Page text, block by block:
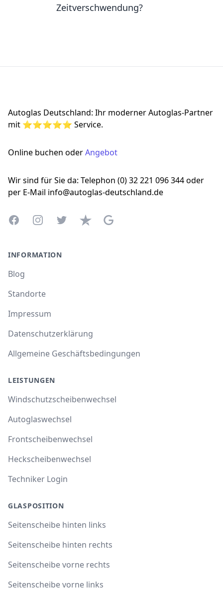
Zeitverschwendung?
Autoglas Deutschland: Ihr moderner Autoglas-Partner
mit ⭐⭐⭐⭐⭐ Service.
Online buchen oderAngebot
Wir sind für Sie da: Telephon (0) 32 221 096 344 oder
per E-Mail info@autoglas-deutschland.de
FacebookInstagramTwitterTrustpilotGoogle Business Profile
INFORMATION
Blog
Standorte
Impressum
Datenschutzerklärung
Allgemeine Geschäftsbedingungen
LEISTUNGEN
Windschutzscheibenwechsel
Autoglaswechsel
Frontscheibenwechsel
Heckscheibenwechsel
Techniker Login
GLASPOSITION
Seitenscheibe hinten links
Seitenscheibe hinten rechts
Seitenscheibe vorne rechts
Seitenscheibe vorne links